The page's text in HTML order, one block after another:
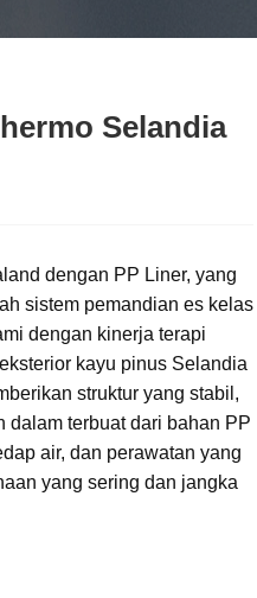
Selandia
dengan PP Liner, yang
sistem pemandian es kelas
dengan kinerja terapi
kayu pinus Selandia
struktur yang stabil,
dalam terbuat dari bahan PP
air, dan perawatan yang
yang sering dan jangka